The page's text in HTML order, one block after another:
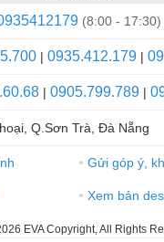
(8:00 - 17:30)
| 0935.412.179 |
| 0905.799.789 |
Q.Sơn Trà, Đà Nẵng
● Gửi góp ý,
● Xem bản
EVA Copyright, All Rights